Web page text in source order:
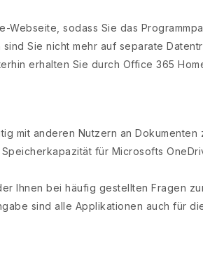
sodass Sie das
Sie nicht mehr auf separate
erhalten Sie durch Office 365
mit anderen Nutzern an Dokumenten
für Microsofts
Ihnen bei häufig gestellten Fragen
sind alle Applikationen auch für